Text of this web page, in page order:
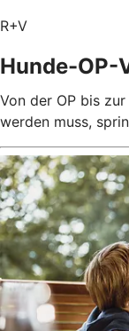
R+V
Hunde-OP-
Von der OP bis
werden muss,